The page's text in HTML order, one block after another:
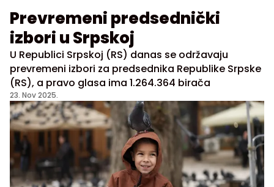
Prevremeni predsednički
izbori u Srpskoj
U Republici Srpskoj (RS) danas se održavaju
prevremeni izbori za predsednika Republike Srpske
(RS), a pravo glasa ima 1.264.364 birača
23. Nov 2025.